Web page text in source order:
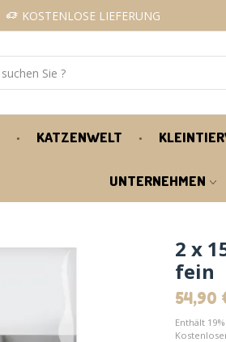
KOSTENLOSE LIEFERUNG
KATZENWELT
UNTERNEHMEN
2 x
fein
54,90
Enthält